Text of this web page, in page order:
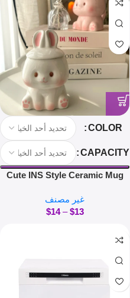
COLOR
CAPACITY
Cute INS Style Ceramic Mug
Cup Couples Cup Breakfast
Milk Tea Mug Valentine’s Day
غير مصنف
$13
–
$14